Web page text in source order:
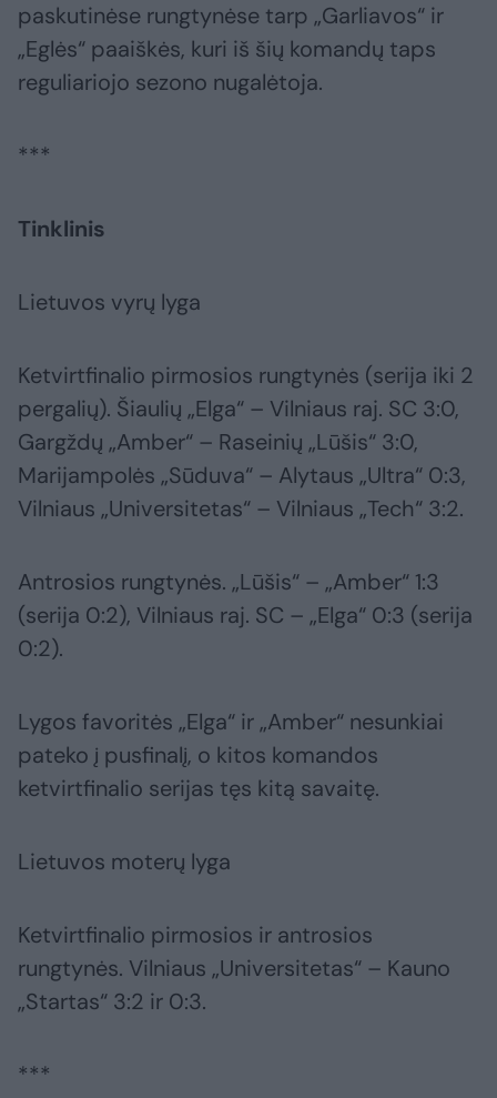
paskutinėse rungtynėse tarp „Garliavos“ ir
„Eglės“ paaiškės, kuri iš šių komandų taps
reguliariojo sezono nugalėtoja.
***
Tinklinis
Lietuvos vyrų lyga
Ketvirtfinalio pirmosios rungtynės (serija iki 2
pergalių). Šiaulių „Elga“ – Vilniaus raj. SC 3:0,
Gargždų „Amber“ – Raseinių „Lūšis“ 3:0,
Marijampolės „Sūduva“ – Alytaus „Ultra“ 0:3,
Vilniaus „Universitetas“ – Vilniaus „Tech“ 3:2.
Antrosios rungtynės. „Lūšis“ – „Amber“ 1:3
(serija 0:2), Vilniaus raj. SC – „Elga“ 0:3 (serija
0:2).
Lygos favoritės „Elga“ ir „Amber“ nesunkiai
pateko į pusfinalį, o kitos komandos
ketvirtfinalio serijas tęs kitą savaitę.
Lietuvos moterų lyga
Ketvirtfinalio pirmosios ir antrosios
rungtynės. Vilniaus „Universitetas“ – Kauno
„Startas“ 3:2 ir 0:3.
***